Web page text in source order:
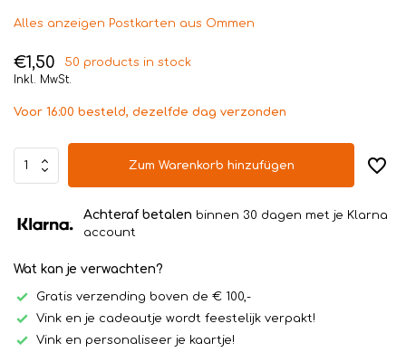
Alles anzeigen Postkarten aus Ommen
€1,50
50 products in stock
Inkl. MwSt.
Voor 16:00 besteld, dezelfde dag verzonden
Zum Warenkorb hinzufügen
Achteraf betalen binnen 30 dagen met je Klarna
account
Wat kan je verwachten?
Gratis verzending boven de € 100,-
Vink en je cadeautje wordt feestelijk verpakt!
Vink en personaliseer je kaartje!